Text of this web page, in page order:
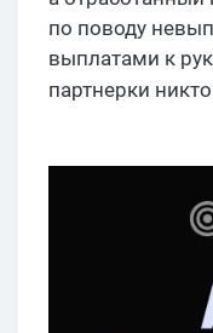
по поводу
выплатами к
партнерки н